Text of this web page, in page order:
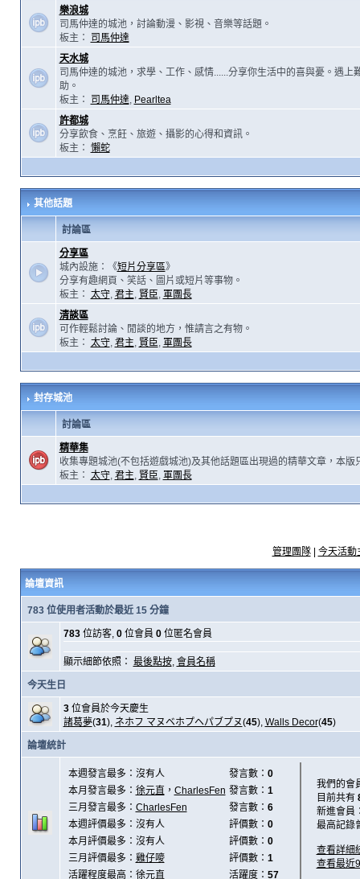
樂浪城
司馬仲達的城池，討論動漫、影視、音樂等話題。
板主：
司馬仲達
天水城
司馬仲達的城池，求學、工作、感情......分享你生活中的喜與憂。遇上
助。
板主：
司馬仲達, Pearltea
許都城
分享飲食、烹飪、旅遊、攝影的心得和資訊。
板主： 懶蛇
其他話題
討論區
分享區
城內設施：《短片分享區》
分享有趣網頁、笑話、圖片或短片等事物。
板主： 太守, 君主, 賢臣, 軍團長
清談區
可作輕鬆討論、閒談的地方，惟請言之有物。
板主： 太守, 君主, 賢臣, 軍團長
封存城池
討論區
精華集
收集專題城池(不包括遊戲城池)及其他話題區出現過的精華文章，本版
板主： 太守, 君主, 賢臣, 軍團長
管理團隊| 今天活動
論壇資訊
783 位使用者活動於最近 15 分鐘
783位訪客, 0位會員 0位匿名會員
顯示細節依照： 最後點按, 會員名稱
今天生日
3位會員於今天慶生
諸葛夢(31), ネホフ マヌベホプヘパブプヌ(45), Walls Decor(45)
論壇統計
本週發言最多：沒有人 發言數： 0
本月發言最多： 徐元直 ， CharlesFen 發言數： 1
三月發言最多： CharlesFen 發言數： 6
本週評價最多：沒有人
評價數： 0
本月評價最多：沒有人
評價數： 0
三月評價最多： 雞仔嘜 評價數： 1
活躍程度最高： 徐元直 活躍度： 57
我們的會
目前共有
新進會員
最高記錄
查看詳細
查看最近